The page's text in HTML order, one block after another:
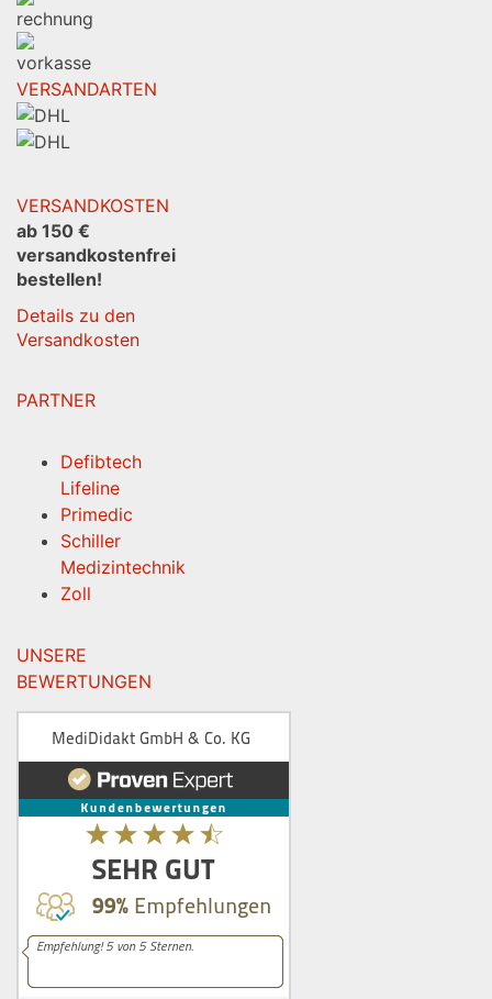
VERSANDARTEN
VERSANDKOSTEN
ab 150 €
versandkostenfrei
bestellen!
Details zu den
Versandkosten
PARTNER
Defibtech
Lifeline
Primedic
Schiller
Medizintechnik
Zoll
UNSERE
BEWERTUNGEN